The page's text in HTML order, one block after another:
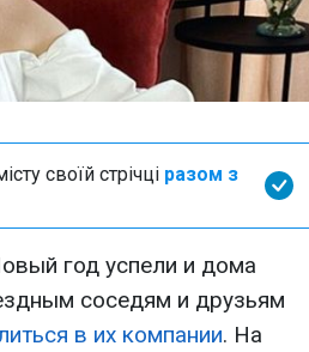
своїй стрічці разом з
год успели и дома
соседям и друзьям
в их компании. На